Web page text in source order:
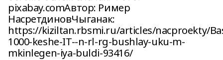
pixabay.comАвтор: Ример
НасретдиновЧыганак:
https://kiziltan.rbsmi.ru/articles/nacproekty/
1000-keshe-IT--n-rl-rg-bushlay-uku-m-
mkinlegen-iya-buldi-93416/